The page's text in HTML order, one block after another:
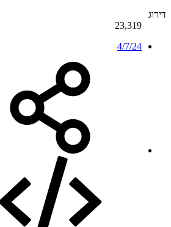
דירוג
23,319
4/7/24